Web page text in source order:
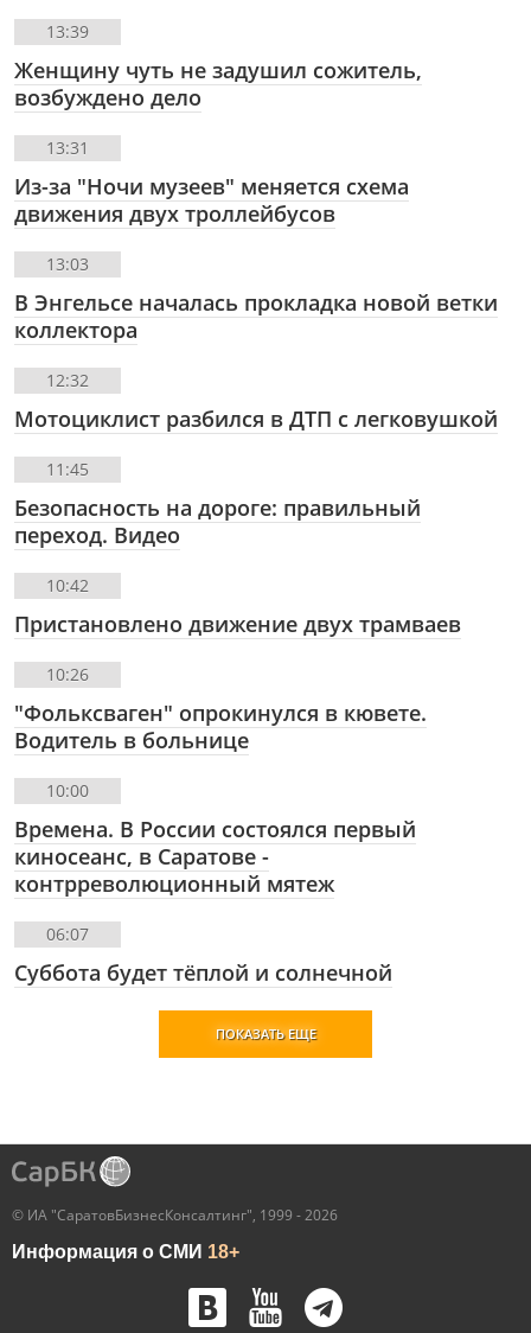
13:39
Женщину чуть не задушил сожитель,
возбуждено дело
13:31
Из-за "Ночи музеев" меняется схема
движения двух троллейбусов
13:03
В Энгельсе началась прокладка новой ветки
коллектора
12:32
Мотоциклист разбился в ДТП с легковушкой
11:45
Безопасность на дороге: правильный
переход. Видео
10:42
Пристановлено движение двух трамваев
10:26
"Фольксваген" опрокинулся в кювете.
Водитель в больнице
10:00
Времена. В России состоялся первый
киносеанс, в Саратове -
контрреволюционный мятеж
06:07
Суббота будет тëплой и солнечной
ПОКАЗАТЬ ЕЩЕ
© ИА "СаратовБизнесКонсалтинг", 1999 - 2026
Информация о СМИ 18+